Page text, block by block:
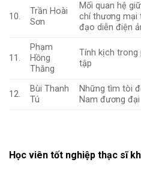
10.
Trần Hoài
Sơn
Mối quan hệ
chí thương mại
đạo diễn điện
11.
Phạm
Hồng
Thăng
Tính kịch trong
tập
12.
Bùi Thanh
Tú
Những tìm tòi
Nam đương đại
Học viên tốt nghiệp thạc sĩ